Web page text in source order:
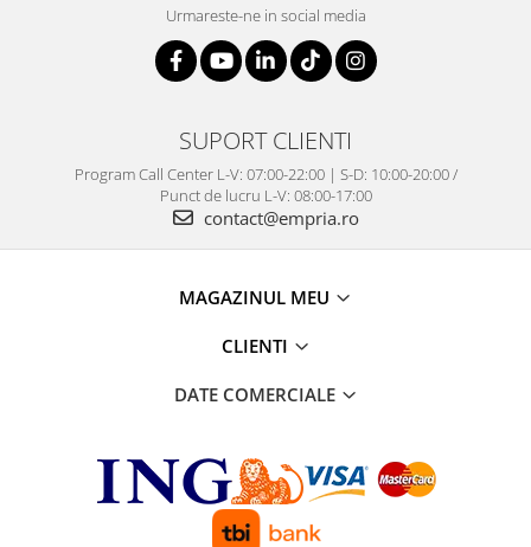
Urmareste-ne in social media
SUPORT CLIENTI
Program Call Center L-V: 07:00-22:00 | S-D: 10:00-20:00 /
Punct de lucru L-V: 08:00-17:00
contact@empria.ro
MAGAZINUL MEU
CLIENTI
DATE COMERCIALE